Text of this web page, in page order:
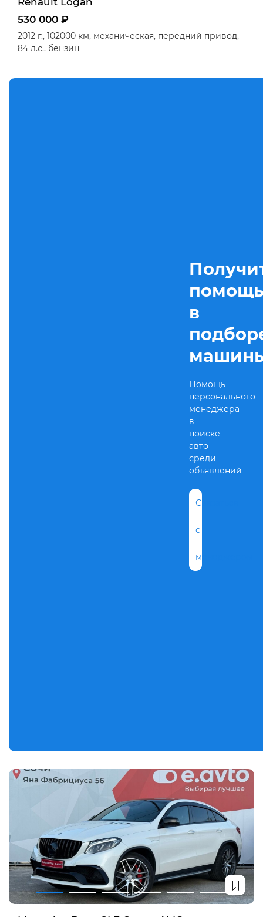
530 000 ₽
2012 г., 102000 км, механическая, передний привод,
84 л.с., бензин
в
Помощь
персонального
менеджера
в
поиске
авто
среди
объявлений
Связаться
с
менеджером